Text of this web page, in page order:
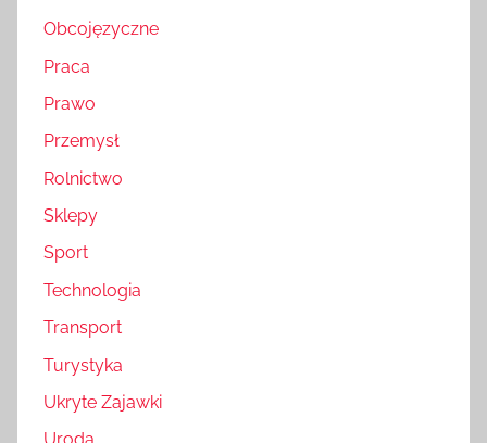
Obcojęzyczne
Praca
Prawo
Przemysł
Rolnictwo
Sklepy
Sport
Technologia
Transport
Turystyka
Ukryte Zajawki